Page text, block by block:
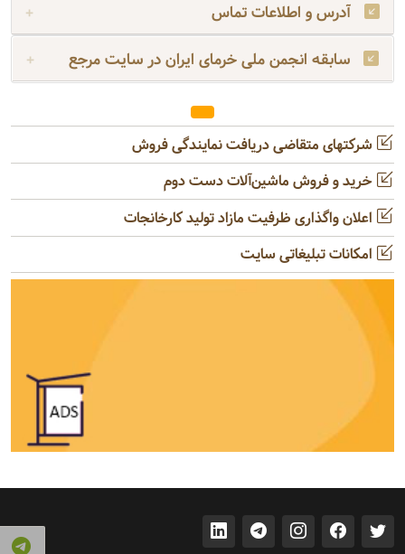
آدرس و اطلاعات تماس
سابقه انجمن ملی خرمای ایران در سایت مرجع
شرکتهای متقاضی دریافت نمایندگی فروش
خرید و فروش ماشین‌آلات دست دوم
اعلان واگذاری ظرفیت مازاد تولید کارخانجات
امکانات تبلیغاتی سایت